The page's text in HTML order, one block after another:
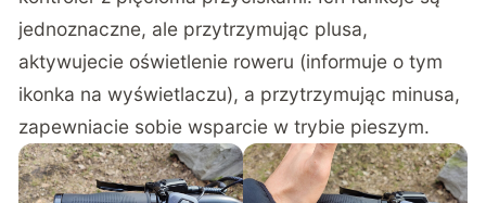
jednoznaczne, ale przytrzymując plusa,
aktywujecie oświetlenie roweru (informuje o tym
ikonka na wyświetlaczu), a przytrzymując minusa,
zapewniacie sobie wsparcie w trybie pieszym.